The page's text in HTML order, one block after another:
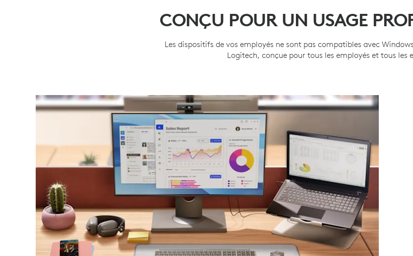
CONÇU POUR UN USAGE
Les dispositifs de vos employés ne sont pas compatibles avec
Logitech, conçue pour tous les employés et tous les